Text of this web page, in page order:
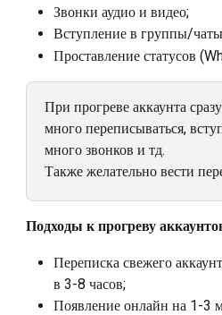
Звонки аудио и видео;
Вступление в группы/
Проставление статусов
При прогреве аккаунта
много переписываться,
много звонков и тд.
Также желательно вести
Подходы к прогреву
Переписка свежего
в 3-8 часов;
Появление онлайн на 1-3